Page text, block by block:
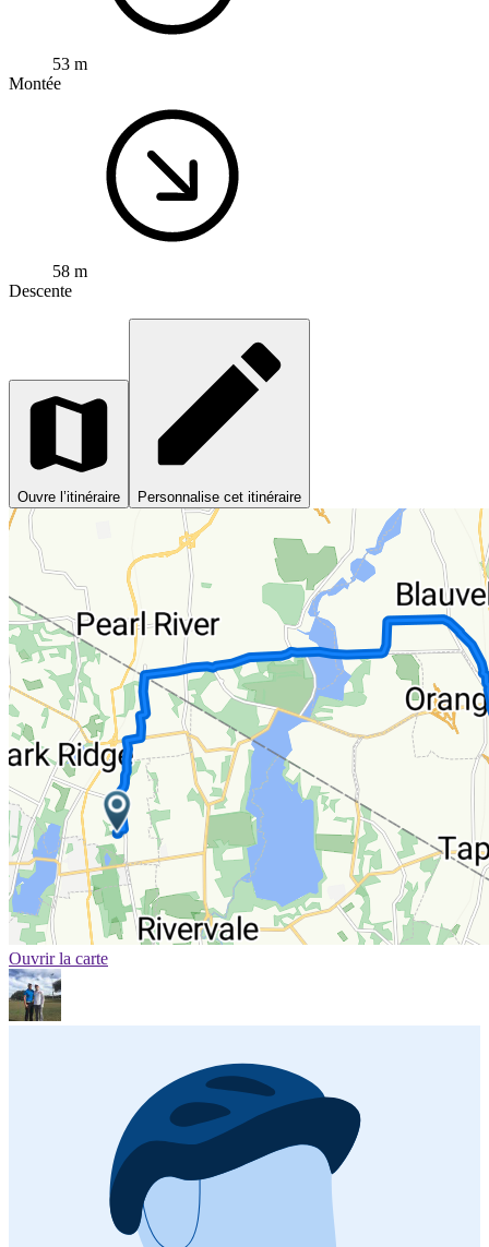
53 m
Montée
58 m
Descente
Ouvre l’itinéraire Personnalise cet itinéraire
Ouvrir la carte